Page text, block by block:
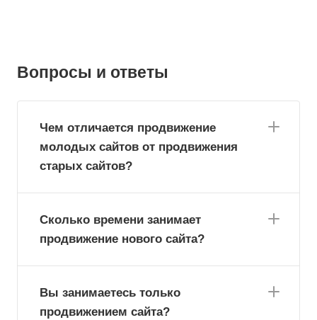
Вопросы и ответы
Чем отличается продвижение
молодых сайтов от продвижения
старых сайтов?
Сколько времени занимает
продвижение нового сайта?
Вы занимаетесь только
продвижением сайта?